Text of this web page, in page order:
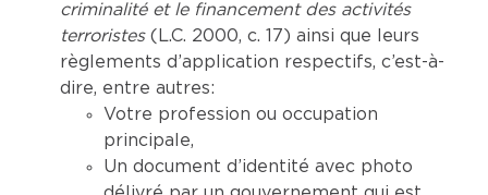
criminalité et le financement des activités
terroristes(L.C. 2000, c. 17) ainsi que leurs
règlements d’application respectifs, c’est-à-
dire, entre autres:
Votre profession ou occupation
principale,
Un document d’identité avec photo